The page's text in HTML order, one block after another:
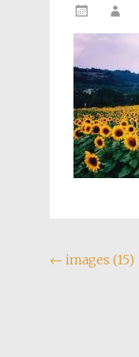
Navegação
← images (15)